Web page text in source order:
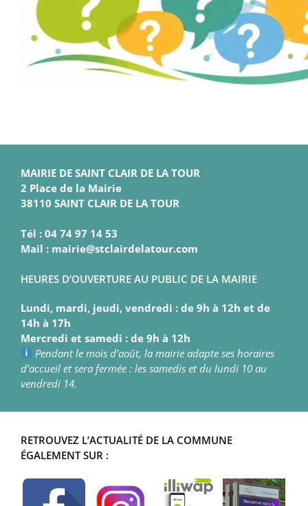
MAIRIE DE SAINT CLAIR DE LA TOUR
2 Place de la Mairie
38110 SAINT CLAIR DE LA TOUR
Tél : 04 74 97 14 53
Mail : mairie@stclairdelatour.com
HEURES D’OUVERTURE AU PUBLIC DE LA MAIRIE
Lundi, mardi, jeudi, vendredi : de 9h à 12h et de
14h à 17h
Mercredi et samedi : de 9h à 12h
Pendant le mois d’août, la mairie adapte ses horaires
d’accueil et sera fermée : les samedis et du lundi 10 au
vendredi 14.
RETROUVEZ L’ACTUALITÉ DE LA COMMUNE
ÉGALEMENT SUR :